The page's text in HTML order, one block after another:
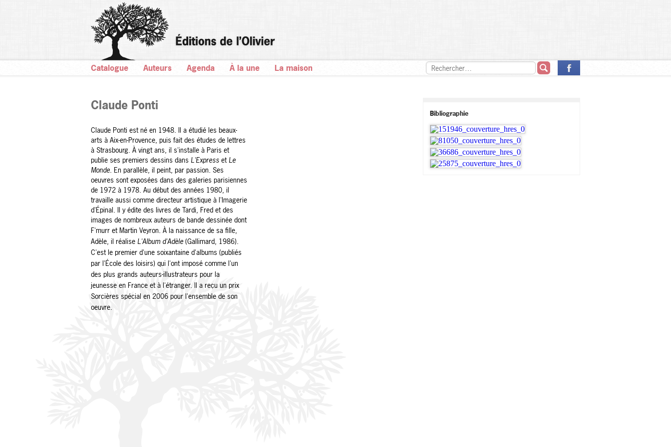
Catalogue Auteurs Agenda À la une La maison
Bibliographie
Claude Ponti
Claude Ponti est né en 1948. Il a étudié les beaux-
arts à Aix-en-Provence, puis fait des études de lettres
à Strasbourg. À vingt ans, il s'installe à Paris et
publie ses premiers dessins dans L'Express et Le
Monde. En parallèle, il peint, par passion. Ses
oeuvres sont exposées dans des galeries parisiennes
de 1972 à 1978. Au début des années 1980, il
travaille aussi comme directeur artistique à l'Imagerie
d'Épinal. Il y édite des livres de Tardi, Fred et des
images de nombreux auteurs de bande dessinée dont
F'murr et Martin Veyron. À la naissance de sa fille,
Adèle, il réalise L'Album d'Adèle (Gallimard, 1986).
C'est le premier d'une soixantaine d'albums (publiés
par l'École des loisirs) qui l'ont imposé comme l'un
des plus grands auteurs-illustrateurs pour la
jeunesse en France et à l'étranger. Il a reçu un prix
Sorcières spécial en 2006 pour l'ensemble de son
oeuvre.